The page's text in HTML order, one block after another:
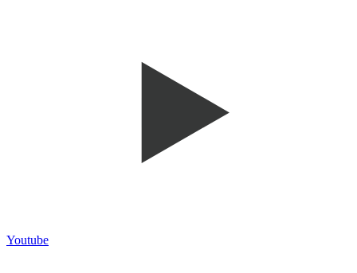
Youtube